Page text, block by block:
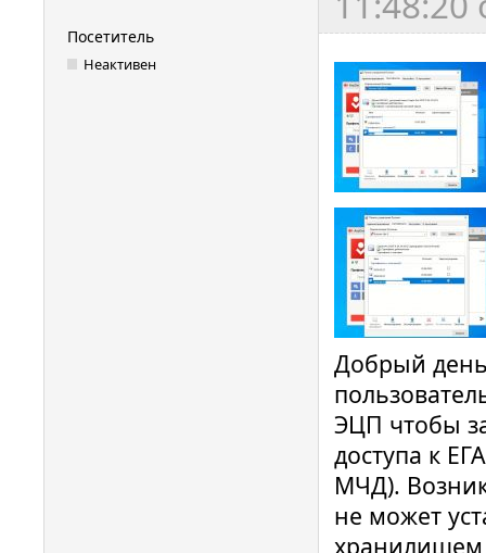
Посетитель
Неактивен
Добрый
ЭЦП чтобы
доступа к
МЧД).
не может
хранилищем